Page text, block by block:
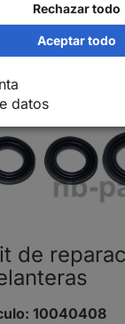
de
10040408
Rechazar todo
Aceptar todo
datos